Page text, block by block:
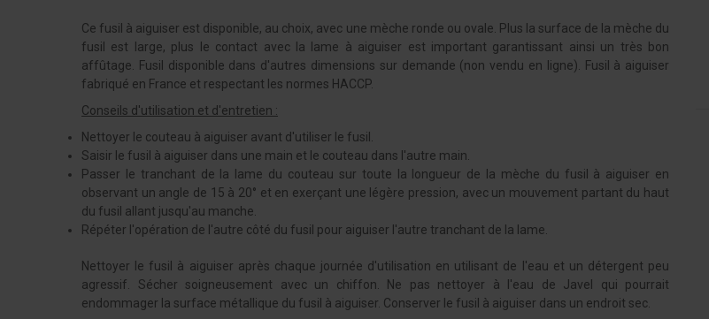
Ce fusil à aiguiser est disponible, au choix, avec une mèche ronde ou ovale. Plus la surface de la mèche du
fusil est large, plus le contact avec la lame à aiguiser est important garantissant ainsi un très bon
affûtage. Fusil disponible dans d'autres dimensions sur demande (non vendu en ligne). Fusil à aiguiser
fabriqué en France et respectant les normes HACCP.
Conseils d'utilisation et d'entretien :
Nettoyer le couteau à aiguiser avant d'utiliser le fusil.
Saisir le fusil à aiguiser dans une main et le couteau dans l'autre main.
Passer le tranchant de la lame du couteau sur toute la longueur de la mèche du fusil à aiguiser en
observant un angle de 15 à 20° et en exerçant une légère pression, avec un mouvement partant du haut
du fusil allant jusqu'au manche.
Répéter l'opération de l'autre côté du fusil pour aiguiser l'autre tranchant de la lame.
Nettoyer le fusil à aiguiser après chaque journée d'utilisation en utilisant de l'eau et un détergent peu
agressif. Sécher soigneusement avec un chiffon. Ne pas nettoyer à l'eau de Javel qui pourrait
endommager la surface métallique du fusil à aiguiser. Conserver le fusil à aiguiser dans un endroit sec.